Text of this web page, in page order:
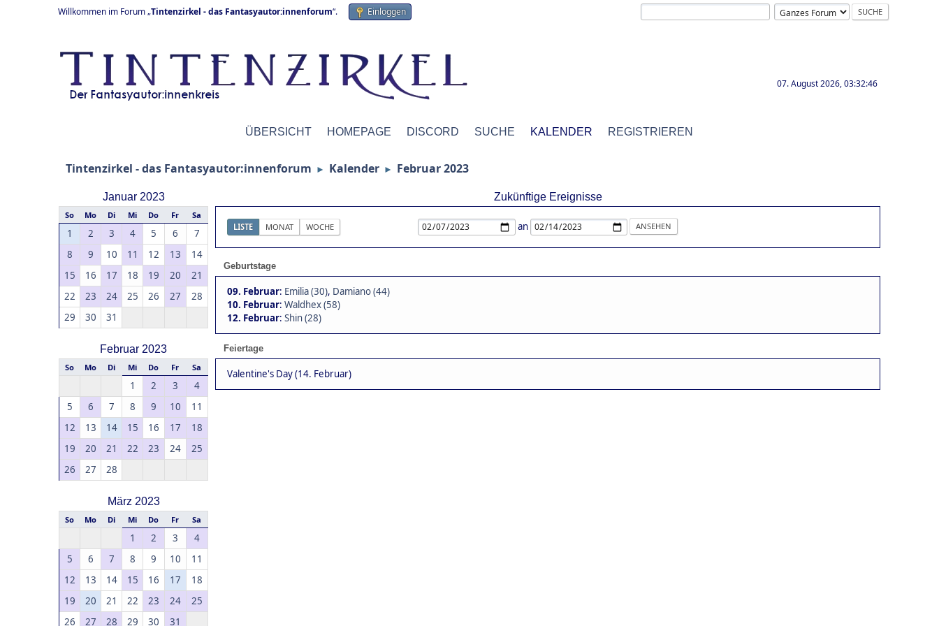
Willkommen im Forum „Tintenzirkel - das Fantasyautor:innenforum“. Einloggen
07. August 2026, 03:32:46
ÜBERSICHT HOMEPAGE DISCORD SUCHE KALENDER REGISTRIEREN
Tintenzirkel - das Fantasyautor:innenforum ► Kalender ► Februar 2023
Januar 2023
So Mo Di Mi Do Fr Sa
1 2 3 4 5 6
7
8
9 10 11 12 13
14
15
16 17 18 19 20
21
22
23 24 25 26 27
28
29
30 31
Februar 2023
So Mo Di Mi Do Fr Sa
1 2 3
4
5
6 7 8 9 10
11
12
13 14 15 16 17
18
19
20 21 22 23 24
25
26
27 28
März 2023
So Mo Di Mi Do Fr Sa
1 2 3
4
5
6 7 8 9 10
11
12
13 14 15 16 17
18
19
20 21 22 23 24
25
26
27 28 29 30 31
Zukünftige Ereignisse
LISTE MONAT WOCHE an
Geburtstage
09. Februar: Emilia (30), Damiano (44)
10. Februar: Waldhex (58)
12. Februar: Shin (28)
Feiertage
Valentine's Day (14. Februar)